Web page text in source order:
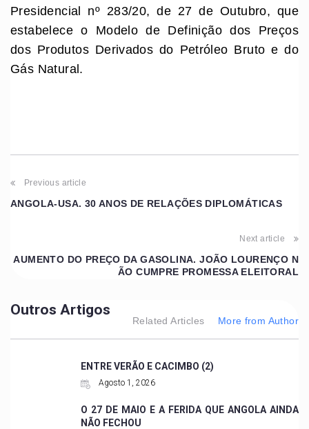
Presidencial nº 283/20, de 27 de Outubro, que
estabelece o Modelo de Definição dos Preços
dos Produtos Derivados do Petróleo Bruto e do
Gás Natural.
Previous article
ANGOLA-USA. 30 ANOS DE RELAÇÕES DIPLOMÁTICAS
Next article
AUMENTO DO PREÇO DA GASOLINA. JOÃO LOURENÇO N
ÃO CUMPRE PROMESSA ELEITORAL
Outros Artigos
Related Articles More from Author
ENTRE VERÃO E CACIMBO (2)
Agosto 1, 2026
O 27 DE MAIO E A FERIDA QUE ANGOLA AINDA
NÃO FECHOU